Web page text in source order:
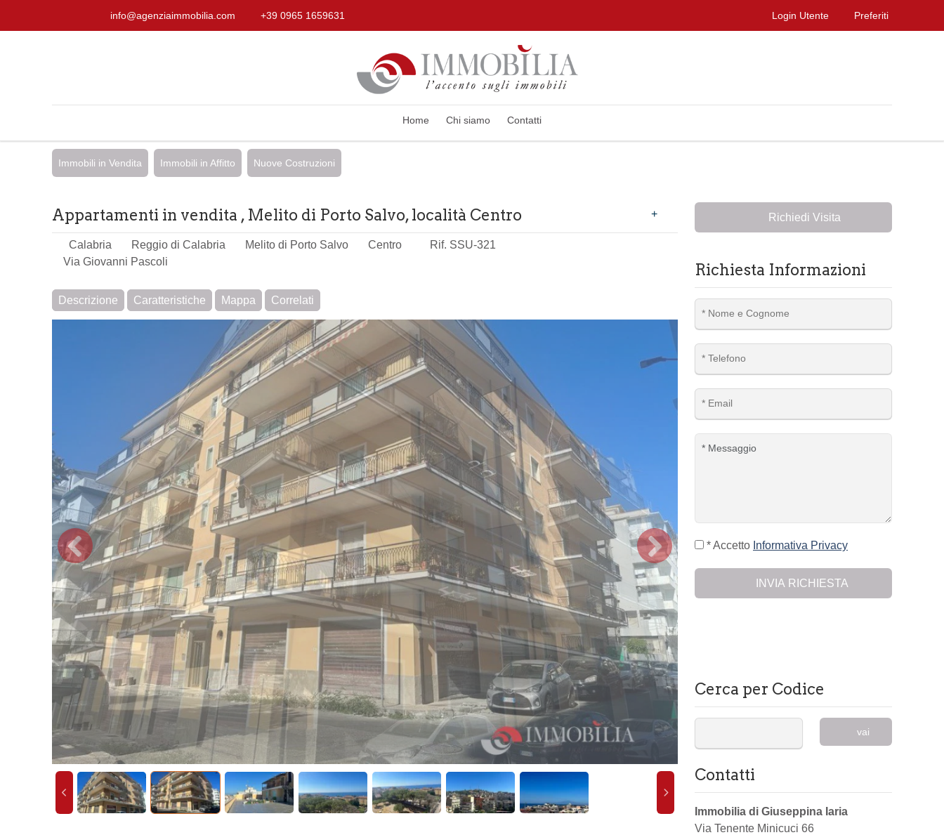
info@agenziaimmobilia.com +39 0965 1659631 Login Utente Preferiti
Home Chi siamo Contatti
Immobili in Vendita Immobili in Affitto Nuove Costruzioni
Appartamenti in vendita , Melito di Porto Salvo, località Centro
Calabria Reggio di Calabria Melito di Porto Salvo Centro
Rif. SSU-321
Via Giovanni Pascoli
+
Descrizione Caratteristiche Mappa Correlati
Richiedi Visita
Richiesta Informazioni
* Accetto Informativa Privacy
INVIA RICHIESTA
Cerca per Codice
vai
Contatti
Immobilia di Giuseppina Iaria
Via Tenente Minicuci 66